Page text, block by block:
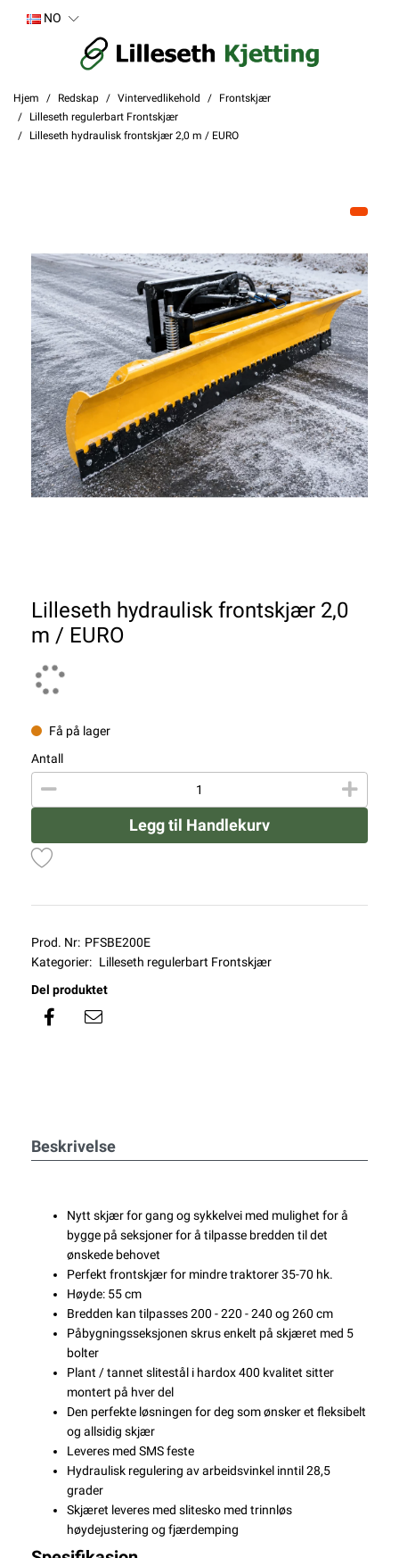
NO
Hjem Redskap Vintervedlikehold
Frontskjær
Lilleseth regulerbart Frontskjær
Lilleseth hydraulisk frontskjær 2,0 m / EURO
Lilleseth hydraulisk frontskjær 2,0
m / EURO
Få på lager
Antall
Legg til Handlekurv
Prod. Nr: PFSBE200E
Kategorier: Lilleseth regulerbart Frontskjær
Del produktet
Beskrivelse
Nytt skjær for gang og sykkelvei med mulighet for å
bygge på seksjoner for å tilpasse bredden til det
ønskede behovet
Perfekt frontskjær for mindre traktorer 35-70 hk.
Høyde: 55 cm
Bredden kan tilpasses 200 - 220 - 240 og 260 cm
Påbygningsseksjonen skrusenkelt på skjæret med 5
bolter
Plant / tannet slitestål i hardox 400 kvalitet sitter
montert på hver del
Den perfekte løsningen for deg som ønsker et fleksibelt
og allsidig skjær
Leveres med SMS feste
Hydraulisk regulering av arbeidsvinkel inntil 28,5
grader
Skjæret leveres med slitesko med trinnløs
høydejustering og fjærdemping